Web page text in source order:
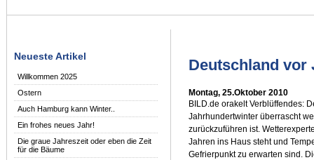
Neueste Artikel
Willkommen 2025
Ostern
Auch Hamburg kann Winter..
Ein frohes neues Jahr!
Die graue Jahreszeit oder eben die Zeit
für die Bäume
Deutschland vor
Montag, 25.Oktober 2010
BILD.de orakelt Verblüffendes:
Jahrhundertwinter überrascht
zurückzuführen ist.
Jahren ins Haus steht und
Gefrierpunkt zu erwarten sind.